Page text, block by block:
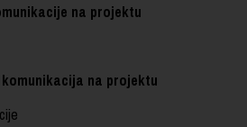
na projektu
na projektu